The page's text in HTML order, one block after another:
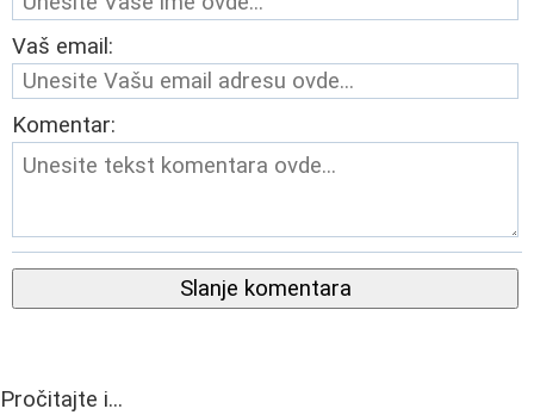
Vaš email:
Komentar:
Slanje komentara
Pročitajte i...